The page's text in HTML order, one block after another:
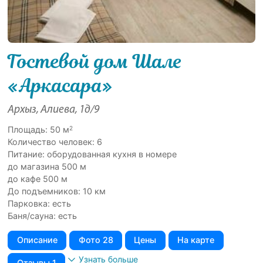
Гостевой дом Шале
«Аркасара»
Архыз, Алиева, 1д/9
Площадь: 50 м2
Количество человек: 6
Питание: оборудованная кухня в номере
до магазина 500 м
до кафе 500 м
До подъемников: 10 км
Парковка: есть
Баня/сауна: есть
Описание Фото 28 Цены На карте
Узнать больше